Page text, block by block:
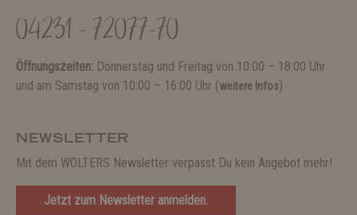
04231 - 72077-70
Öffnungszeiten: Donnerstag und Freitag von 10:00 – 18:00 Uhr
und am Samstag von 10:00 – 16:00 Uhr (weitere Infos)
NEWSLETTER
Mit dem WOLTERS Newsletter verpasst Du kein Angebot mehr!
Jetzt zum Newsletter anmelden.